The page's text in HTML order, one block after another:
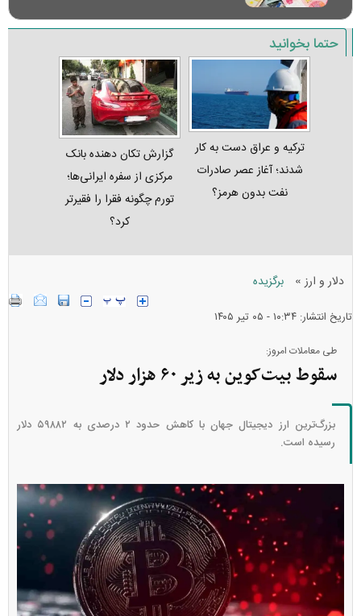
حتما بخوانید
ترکیه و عراق دست به کار
شدند؛ آغاز عصر صادرات
نفت بدون هرمز؟
گزارش تکان‌ دهنده بانک
مرکزی از سفره ایرانی‌ها؛
تورم چگونه فقرا را فقیرتر
کرد؟
دلار و ارز » برگزیده
تاریخ انتشار: ۱۰:۳۴ - ۰۵ تير ۱۴۰۵
طی معاملات امروز:
سقوط بیت‌کوین به زیر ۶۰ هزار دلار
بزرگ‌ترین ارز دیجیتال جهان با کاهش حدود ۲ درصدی به ۵۹۸۸۲ دلار
رسیده است.